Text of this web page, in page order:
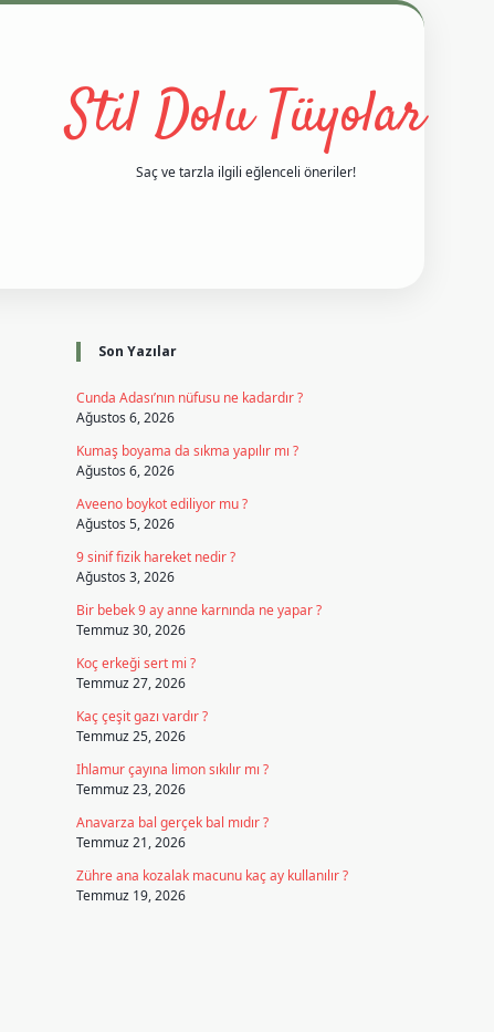
Stil Dolu Tüyolar
Saç ve tarzla ilgili eğlenceli öneriler!
Sidebar
Son Yazılar
Cunda Adası’nın nüfusu ne kadardır ?
Ağustos 6, 2026
Kumaş boyama da sıkma yapılır mı ?
Ağustos 6, 2026
Aveeno boykot ediliyor mu ?
Ağustos 5, 2026
9 sinif fizik hareket nedir ?
Ağustos 3, 2026
Bir bebek 9 ay anne karnında ne yapar ?
Temmuz 30, 2026
Koç erkeği sert mi ?
Temmuz 27, 2026
Kaç çeşit gazı vardır ?
Temmuz 25, 2026
Ihlamur çayına limon sıkılır mı ?
Temmuz 23, 2026
Anavarza bal gerçek bal mıdır ?
Temmuz 21, 2026
Zühre ana kozalak macunu kaç ay kullanılır ?
Temmuz 19, 2026